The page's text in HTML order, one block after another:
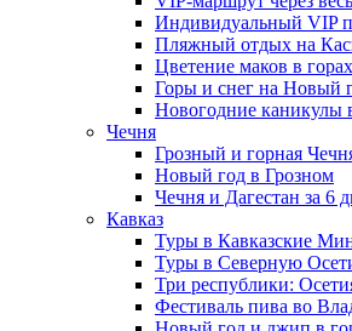
Индивидуальный VIP
Пляжный отдых на
Цветение маков в горах
Горы и снег на Новый
Новогодние каникулы
Чечня
Грозный и горная
Новый год в Грозном
Чечня и Дагестан за 6
Кавказ
Туры в Кавказские
Туры в Северную
Три республики:
Фестиваль пива во